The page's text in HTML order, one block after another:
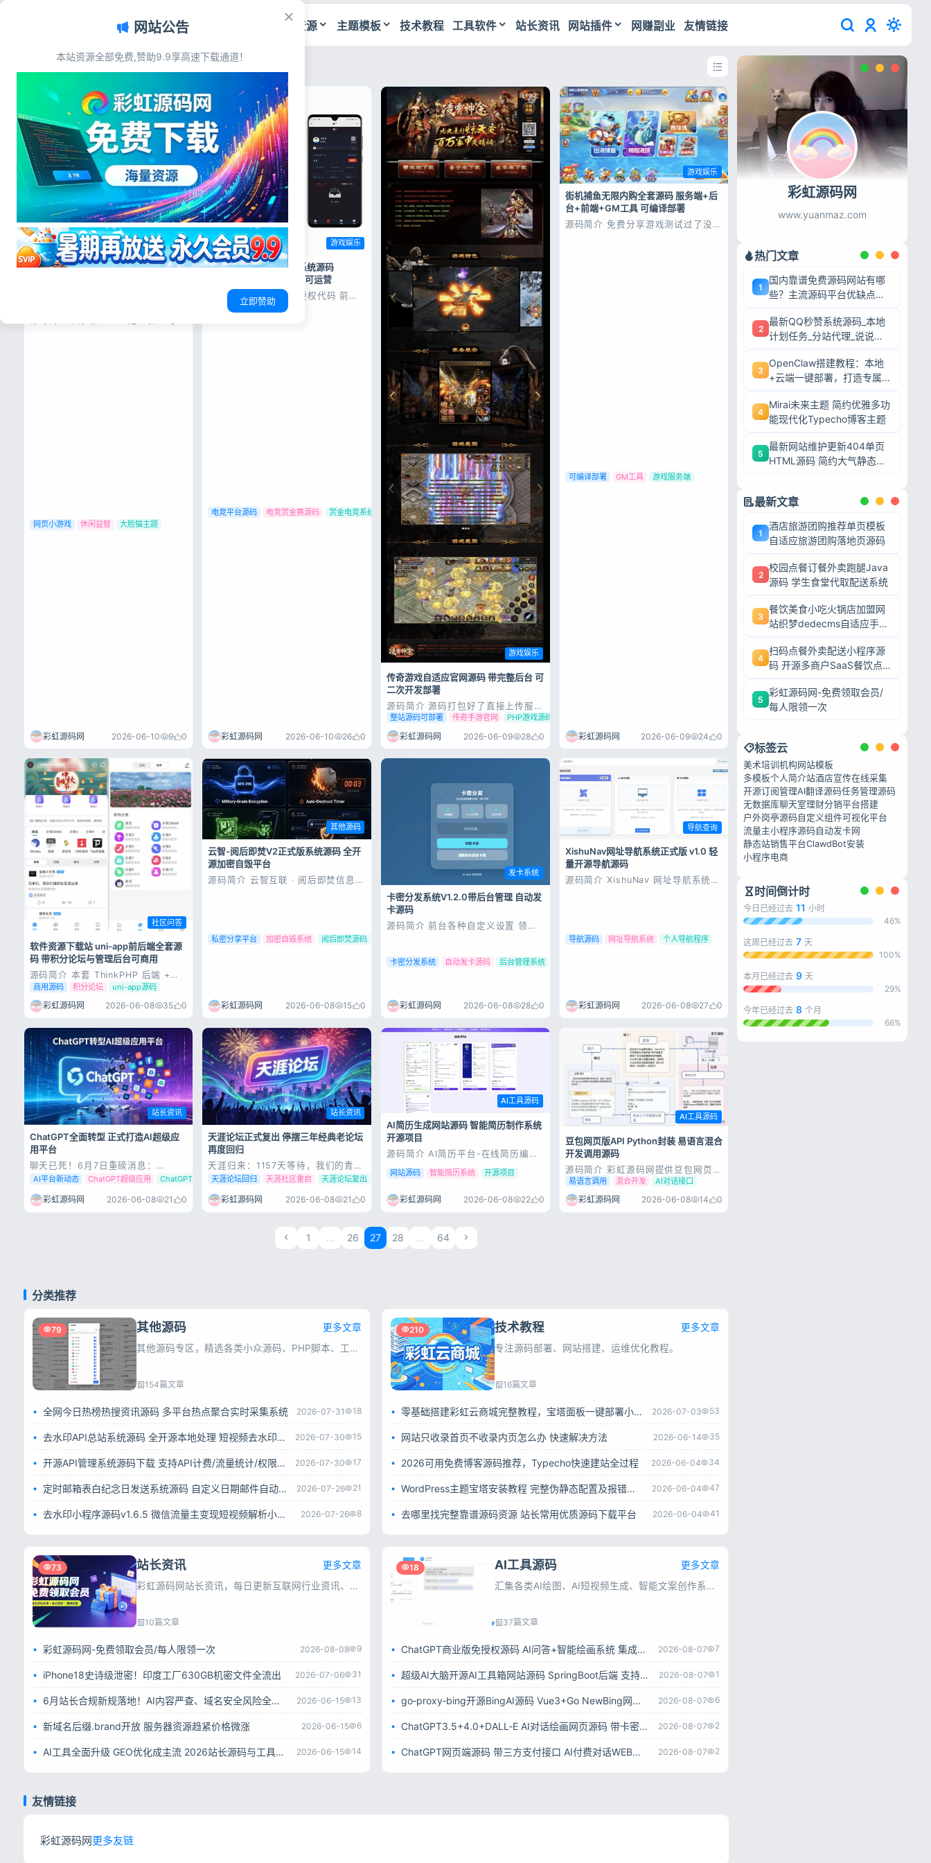
彩虹源码网 - 免费源码_游戏源码_网站源码下载_主题模板_PHP源码免费分享
源码资源 主题模板 技术教程 工具软件 站长资讯 网站插件 网赚副业 友情链接
网页小游戏 休闲益智 大脸猫主题
彩虹源码网 2026-06-10 9 0
游戏娱乐
熊猫电竞赏金电竞平台系统源码
ThinkPHP+Uniapp双端可运营
源码简介 已解密去除授权代码 前后
端全开源无加密，前端带uniapp源
码，可二开!支持短信:阿里云、短信
电竞平台源码 电竞赏金赛源码 赏金电竞系统源码
彩虹源码网 2026-06-10 26 0
游戏娱乐
传奇游戏自适应官网源码 带完整后台 可
二次开发部署
源码简介 源码打包好了直接上传服务
器修改admin下面的config.php文件
里面的数据库信息。 上传数据库就欧
克了！ 后台地址：/admin 账号
admin 密码admin123 源码展示 源
整站源码可部署 传奇手游官网 PHP游戏源码
彩虹源码网 2026-06-09 28 0
游戏娱乐
街机捕鱼无限内购全套源码 服务端+后
台+前端+GM工具 可编译部署
源码简介 免费分享游戏测试过了没什
可编译部署 GM工具 游戏服务端
彩虹源码网 2026-06-09 24 0
社区问答
软件资源下载站 uni-app前后端全套源
码 带积分论坛与管理后台可商用
源码简介 本套 ThinkPHP 后端 +
uni-app 前端全套商用实战源码，为
多年线上真实运营项目，稳定收款、
处理海量用户业务。适配软件资源下
载站、积分论坛会员社区，一套代码
二次开发便捷，快速搭建专...
商用源码 积分论坛 uni-app源码
彩虹源码网 2026-06-08 35 0
其他源码
云智-阅后即焚V2正式版系统源码 全开
源加密自毁平台
源码简介 云智互联 · 阅后即焚信息系
次操作 分离式...
私密分享平台 加密自毁系统 阅后即焚源码
彩虹源码网 2026-06-08 15 0
发卡系统
卡密分发系统V1.2.0带后台管理 自动发
卡源码
源码简介 前台各种自定义设置 领取
分发系统V1.2.0正式版，带完整后台
管理功能，支持卡密批量生成、导入
卡密分发系统 自动发卡源码 后台管理系统
彩虹源码网 2026-06-08 28 0
导航查询
XishuNav网址导航系统正式版 v1.0 轻
量开源导航源码
源码简介 XishuNav 网址导航系统
后台网页特效配置、自定...
导航源码 网址导航系统 个人导航程序
彩虹源码网 2026-06-08 27 0
站长资讯
ChatGPT全面转型 正式打造AI超级应
用平台
聊天已死！6月7日重磅消息：
ChatGPT正式告别聊天时代，全面转
型超级应用平台 就在刚刚过去的6月
7日，整个AI圈、互联网圈都炸锅
了。 OpenAI高管对外放出一句极其
颠覆行业的话，也直接宣告了一个时
AI平台新动态 ChatGPT超级应用 ChatGPT转型
彩虹源码网 2026-06-08 21 0
站长资讯
天涯论坛正式复出 停摆三年经典老论坛
再度回归
天涯归来：1157天等待，我们的青春
论坛真的回来了 6月1日，一个普通
的周一，却在无数老网民心里掀起巨
浪——停摆整整1157天的天涯社区，
正式恢复访问了。新域名
tianya.net，熟悉的蓝白界面，“天涯
天涯论坛回归 天涯社区重启 天涯论坛复出
彩虹源码网 2026-06-08 21 0
AI工具源码
AI简历生成网站源码 智能简历制作系统
开源项目
源码简介 AI简历平台-在线简历编辑-
您的简历-支持导出pdf等 运行环境
要求 Node.js：18+ 安装npm npm
install 运行项目然后反代 npm run
dev 欢迎有前端能力的朋友开发简...
网站源码 智能简历系统 开源项目
彩虹源码网 2026-06-08 22 0
AI工具源码
豆包网页版API Python封装 易语言混合
开发调用源码
源码简介 彩虹源码网提供豆包网页版
接口的Python封装与易语言调用示
例，包含HTTP请求、JSON解析、数
据交互等完整代码，支持易语言与
Python混合开发，源码完整可用，上
易语言调用 混合开发 AI对话接口
彩虹源码网 2026-06-08 14 0
1 ... 26 27 28 ... 64
分类推荐
79 其他源码
更多文章
其他源码专区，精选各类小众源码、PHP脚本、工具程序，一键安装，满足站长快速建站与功能扩展需求。
154篇文章
全网今日热榜热搜资讯源码 多平台热点聚合实时采集系统 2026-07-31 18
去水印API总站系统源码 全开源本地处理 短视频去水印接口平台 2026-07-30 15
开源API管理系统源码下载 支持API计费/流量统计/权限管理 一键部署 2026-07-30 17
定时邮箱表白纪念日发送系统源码 自定义日期邮件自动推送网页源码 2026-07-26 21
去水印小程序源码v1.6.5 微信流量主变现短视频解析小程序完整源码 2026-07-26 8
210 技术教程
更多文章
专注源码部署、网站搭建、运维优化教程。
16篇文章
零基础搭建彩虹云商城完整教程，宝塔面板一键部署小白也能学会 2026-07-03 53
网站只收录首页不收录内页怎么办 快速解决方法 2026-06-14 35
2026可用免费博客源码推荐，Typecho快速建站全过程 2026-06-04 34
WordPress主题宝塔安装教程 完整伪静态配置及报错解决方法 2026-06-04 47
去哪里找完整靠谱源码资源 站长常用优质源码下载平台 2026-06-04 41
73 站长资讯
更多文章
彩虹源码网站长资讯，每日更新互联网行业资讯、搜索引擎动态、建站运维及推广技巧，为站长与互联网从业者提供实用参考。
10篇文章
彩虹源码网-免费领取会员/每人限领一次 2026-08-08 9
iPhone18史诗级泄密！印度工厂630GB机密文件全流出 2026-07-06 31
6月站长合规新规落地！AI内容严查、域名安全风险全面升级 2026-06-15 13
新域名后缀.brand开放 服务器资源趋紧价格微涨 2026-06-15 6
AI工具全面升级 GEO优化成主流 2026站长源码与工具赛道解析 2026-06-15 14
18 AI工具源码
更多文章
汇集各类AI绘图、AI短视频生成、智能文案创作系统源码，涵盖多接口对接、会员付费、流量变现类程序，源码完整可用，上手简单，方便搭建AI智能创作平台。
37篇文章
ChatGPT商业版免授权源码 AI问答+智能绘画系统 集成用户付费充值整套运营源码 2026-08-07 7
超级AI大脑开源AI工具箱网站源码 SpringBoot后端 支持AI聊天AI绘画多模型对接 2026-08-07 1
go‑proxy‑bing开源BingAI源码 Vue3+Go NewBing网页系统无需登录直接对话 2026-08-07 6
ChatGPT3.5+4.0+DALL‑E AI对话绘画网页源码 带卡密充值后台附安装教程 2026-08-07 2
ChatGPT网页端源码 带三方支付接口 AI付费对话WEB系统带后台可二开 2026-08-07 2
友情链接
彩虹源码网更多友链
彩虹源码网
www.yuanmaz.com
热门文章
1
国内靠谱免费源码网站有哪
些？主流源码平台优缺点深
2
最新QQ秒赞系统源码_本地
计划任务_分站代理_说说赞
3
OpenClaw搭建教程：本地
+云端一键部署，打造专属AI
4
Mirai未来主题 简约优雅多功
能现代化Typecho博客主题
5
最新网站维护更新404单页
HTML源码 简约大气静态模
最新文章
1
酒店旅游团购推荐单页模板
自适应旅游团购落地页源码
2
校园点餐订餐外卖跑腿Java
源码 学生食堂代取配送系统
3
餐饮美食小吃火锅店加盟网
站织梦dedecms自适应手机
4
扫码点餐外卖配送小程序源
码 开源多商户SaaS餐饮点
5
彩虹源码网-免费领取会员/
每人限领一次
标签云
美术培训机构网站模板
多模板个人简介站酒店宣传在线采集
开源订阅管理AI翻译源码任务管理源码
无数据库聊天室理财分销平台搭建
户外岗亭源码 自定义组件可视化平台
流量主小程序源码 自动发卡网
静态站销售平台ClawdBot安装
小程序电商
时间倒计时
今日已经过去 11 小时
46%
这周已经过去 7 天
100%
本月已经过去 9 天
29%
今年已经过去 8 个月
66%
网站公告
本站资源全部免费,赞助9.9享高速下载通道！
立即赞助
没有账号？立即注册
记住登录 忘记密码?
用户协议 隐私政策